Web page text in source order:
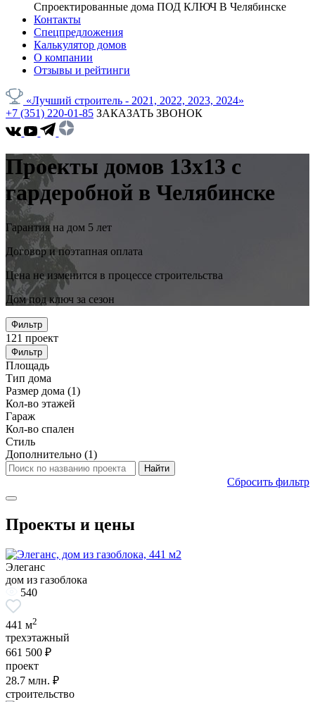
Спроектированные дома ПОД КЛЮЧ В Челябинске
Контакты
Спецпредложения
Калькулятор домов
О компании
Отзывы и рейтинги
«Лучший строитель - 2021, 2022, 2023, 2024»
+7 (351) 220-01-85 ЗАКАЗАТЬ ЗВОНОК
Проекты домов 13x13 с
гардеробной в Челябинске
Гарантия на дом 5 лет
Договор и поэтапная оплата
Цена не изменится в процессе строительства
Дом под ключ за сезон
Фильтр
121 проект
Фильтр
Площадь
Тип дома
Размер дома (1)
Кол-во этажей
Гараж
Кол-во спален
Стиль
Дополнительно (1)
Сбросить фильтр
Проекты и цены
Элеганс
дом из газоблока
540
441 м2
трехэтажный
661 500 ₽
проект
28.7 млн. ₽
строительство